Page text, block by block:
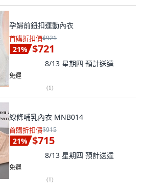
孕婦前鈕扣運動內衣
首購折扣價$921
21% $721
8/13 星期四 預計送達
免運
(1)
線條哺乳內衣 MNB014
首購折扣價$915
21% $715
8/13 星期四 預計送達
免運
(1)